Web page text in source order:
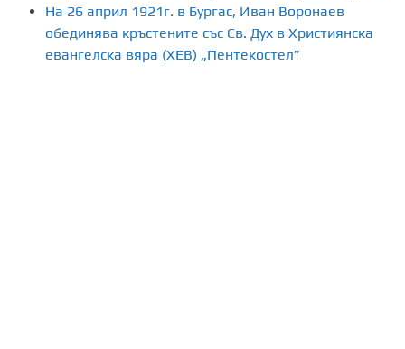
н
На 26 април 1921г. в Бургас, Иван Воронаев
обединява кръстените със Св. Дух в Християнска
евангелска вяра (ХЕВ) „Пентекостел”